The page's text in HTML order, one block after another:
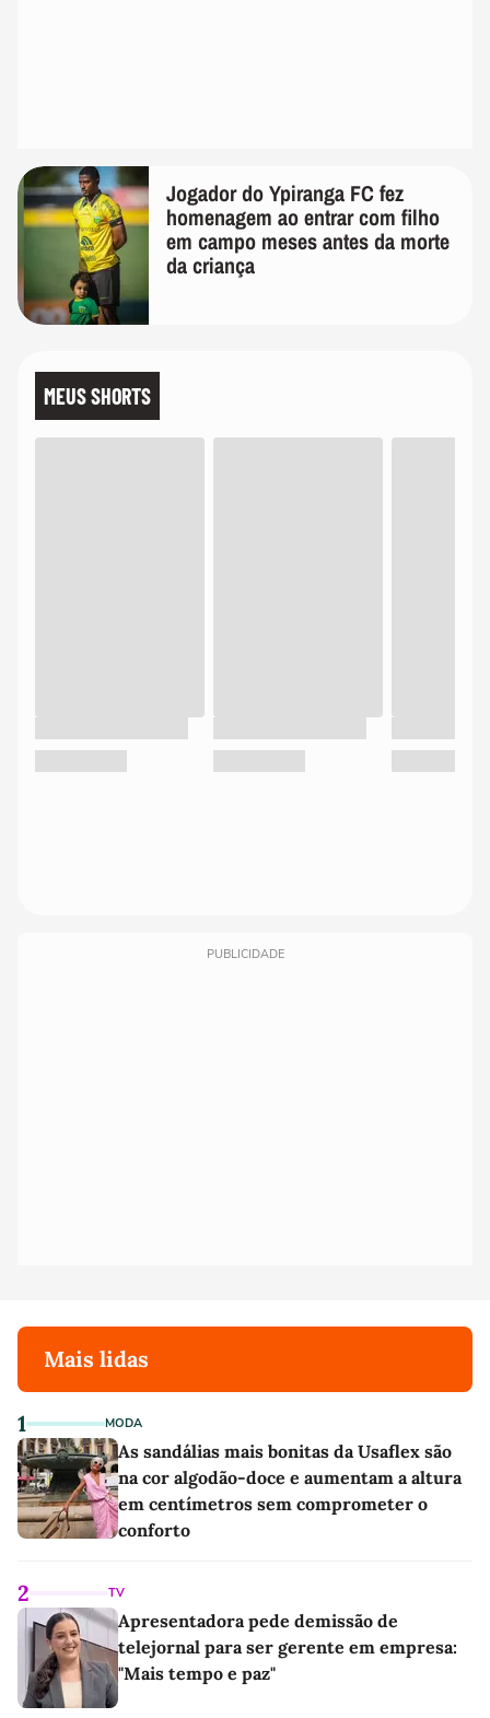
Jogador do Ypiranga FC fez
homenagem ao entrar com filho
em campo meses antes da morte
da criança
MEUS SHORTS
PUBLICIDADE
Mais lidas
1 MODA
As sandálias mais bonitas da Usaflex são
na cor algodão-doce e aumentam a altura
em centímetros sem comprometer o
conforto
2 TV
Apresentadora pede demissão de
telejornal para ser gerente em empresa:
"Mais tempo e paz"